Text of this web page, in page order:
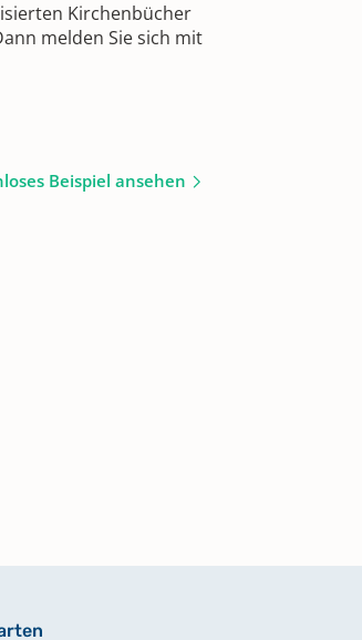
Kirchenbücher
melden Sie sich mit
Beispiel ansehen